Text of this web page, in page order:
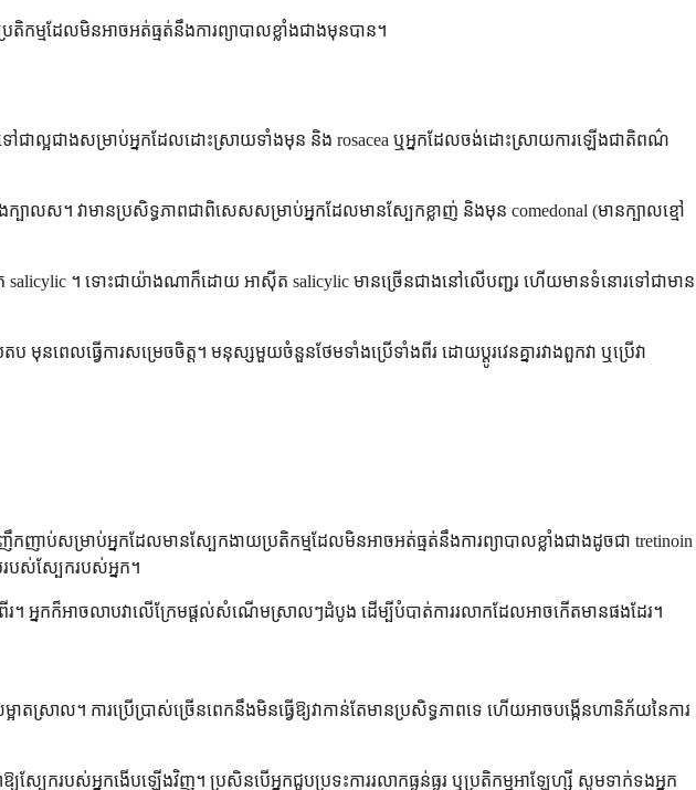
ម្មដែលមិនអាចអត់ធ្មត់នឹងការព្យាបាលខ្លាំងជាងមុនបាន។
ាល្អជាងសម្រាប់អ្នកដែលដោះស្រាយទាំងមុន និង rosacea ឬអ្នកដែលចង់ដោះស្រាយការឡើងជាតិពណ៌
ាលស។ វាមានប្រសិទ្ធភាពជាពិសេសសម្រាប់អ្នកដែលមានស្បែកខ្លាញ់ និងមុន comedonal (មានក្បាលខ្មៅ
salicylic ។ ទោះជាយ៉ាងណាក៏ដោយ អាស៊ីត salicylic មានច្រើនជាងនៅលើបញ្ជរ ហើយមានទំនោរទៅជាមាន
ពេលធ្វើការសម្រេចចិត្ត។ មនុស្សមួយចំនួនថែមទាំងប្រើទាំងពីរ ដោយប្តូរវេនគ្នារវាងពួកវា ឬប្រើវា
ាប់សម្រាប់អ្នកដែលមានស្បែកងាយប្រតិកម្មដែលមិនអាចអត់ធ្មត់នឹងការព្យាបាលខ្លាំងជាងដូចជា tretinoin
បស់ស្បែករបស់អ្នក។
។ អ្នកក៏អាចលាបវាលើក្រែមផ្តល់សំណើមស្រាលៗដំបូង ដើម្បីបំបាត់ការរលាកដែលអាចកើតមានផងដែរ។
ល។ ការប្រើប្រាស់ច្រើនពេកនឹងមិនធ្វើឱ្យវាកាន់តែមានប្រសិទ្ធភាពទេ ហើយអាចបង្កើនហានិភ័យនៃការ
ែករបស់អ្នកងើបឡើងវិញ។ ប្រសិនបើអ្នកជួបប្រទះការរលាកធ្ងន់ធ្ងរ ឬប្រតិកម្មអាឡែហ្ស៊ី សូមទាក់ទងអ្នក